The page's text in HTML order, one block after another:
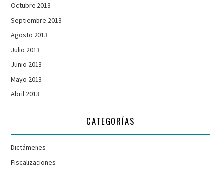
Octubre 2013
Septiembre 2013
Agosto 2013
Julio 2013
Junio 2013
Mayo 2013
Abril 2013
CATEGORÍAS
Dictámenes
Fiscalizaciones